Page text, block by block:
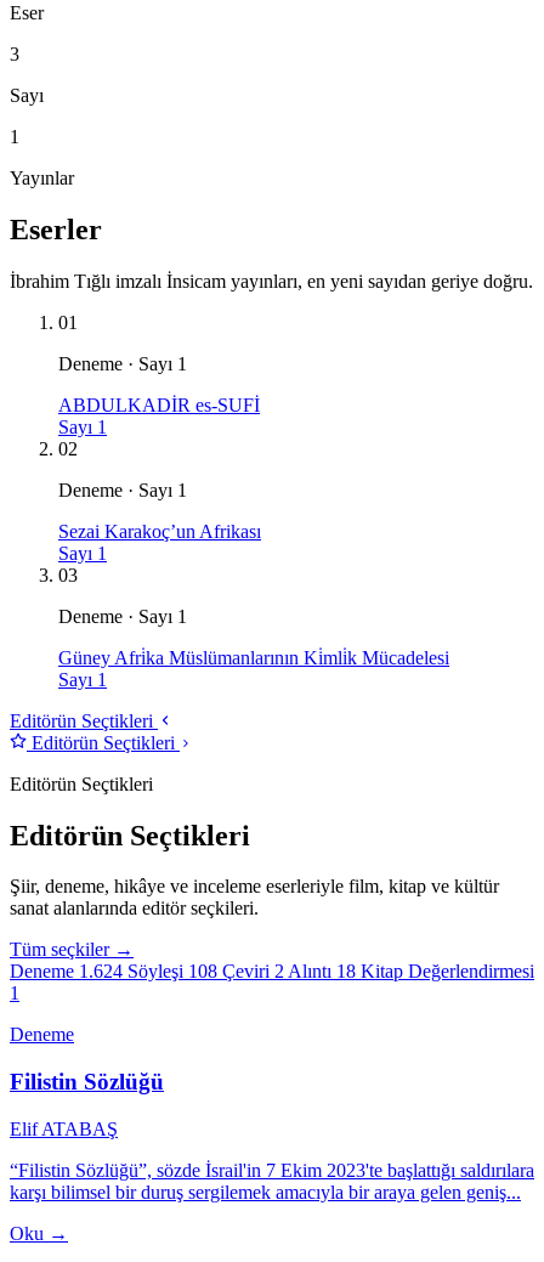
Eser
3
Sayı
1
Yayınlar
Eserler
İbrahim Tığlı imzalı İnsicam yayınları, en yeni sayıdan geriye doğru.
01
Deneme · Sayı 1
ABDULKADİR es-SUFİ
Sayı 1
02
Deneme · Sayı 1
Sezai Karakoç’un Afrikası
Sayı 1
03
Deneme · Sayı 1
Güney Afri̇ka Müslümanlarının Ki̇mli̇k Mücadelesi
Sayı 1
Editörün Seçtikleri
Editörün Seçtikleri
Editörün Seçtikleri
Editörün Seçtikleri
Şiir, deneme, hikâye ve inceleme eserleriyle film, kitap ve kültür
sanat alanlarında editör seçkileri.
Tüm seçkiler →
Deneme 1.624 Söyleşi 108 Çeviri 2Alıntı 18 Kitap Değerlendirmesi
1
Deneme
Filistin Sözlüğü
Elif ATABAŞ
“Filistin Sözlüğü”, sözde İsrail'in 7 Ekim 2023'te başlattığı saldırılara
karşı bilimsel bir duruş sergilemek amacıyla bir araya gelen geniş...
Oku →